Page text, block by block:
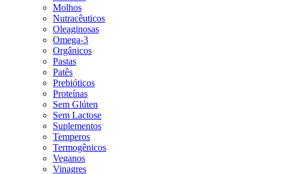
Molhos
Nutracêuticos
Oleaginosas
Omega-3
Orgânicos
Pastas
Patês
Prebióticos
Proteínas
Sem Glúten
Sem Lactose
Suplementos
Temperos
Termogênicos
Veganos
Vinagres